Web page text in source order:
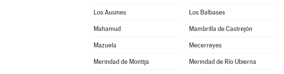
Los Ausines Los Balbases
Mahamud Mambrilla de Castrejón
Mazuela Mecerreyes
Merindad de Montija Merindad de Río Ubierna